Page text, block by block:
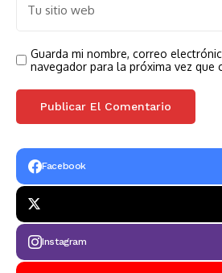
Guarda mi nombre, correo
navegador para la próxima vez que
Facebook
Instagram